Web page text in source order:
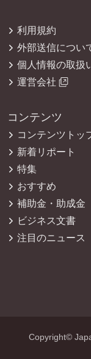
利用規約
外部送信につい
個人情報の取扱
運営会社
コンテンツ
コンテンツトッ
新着リポート
特集
おすすめ
補助金・助成金
ビジネス文書
注目のニュース
Copyright©